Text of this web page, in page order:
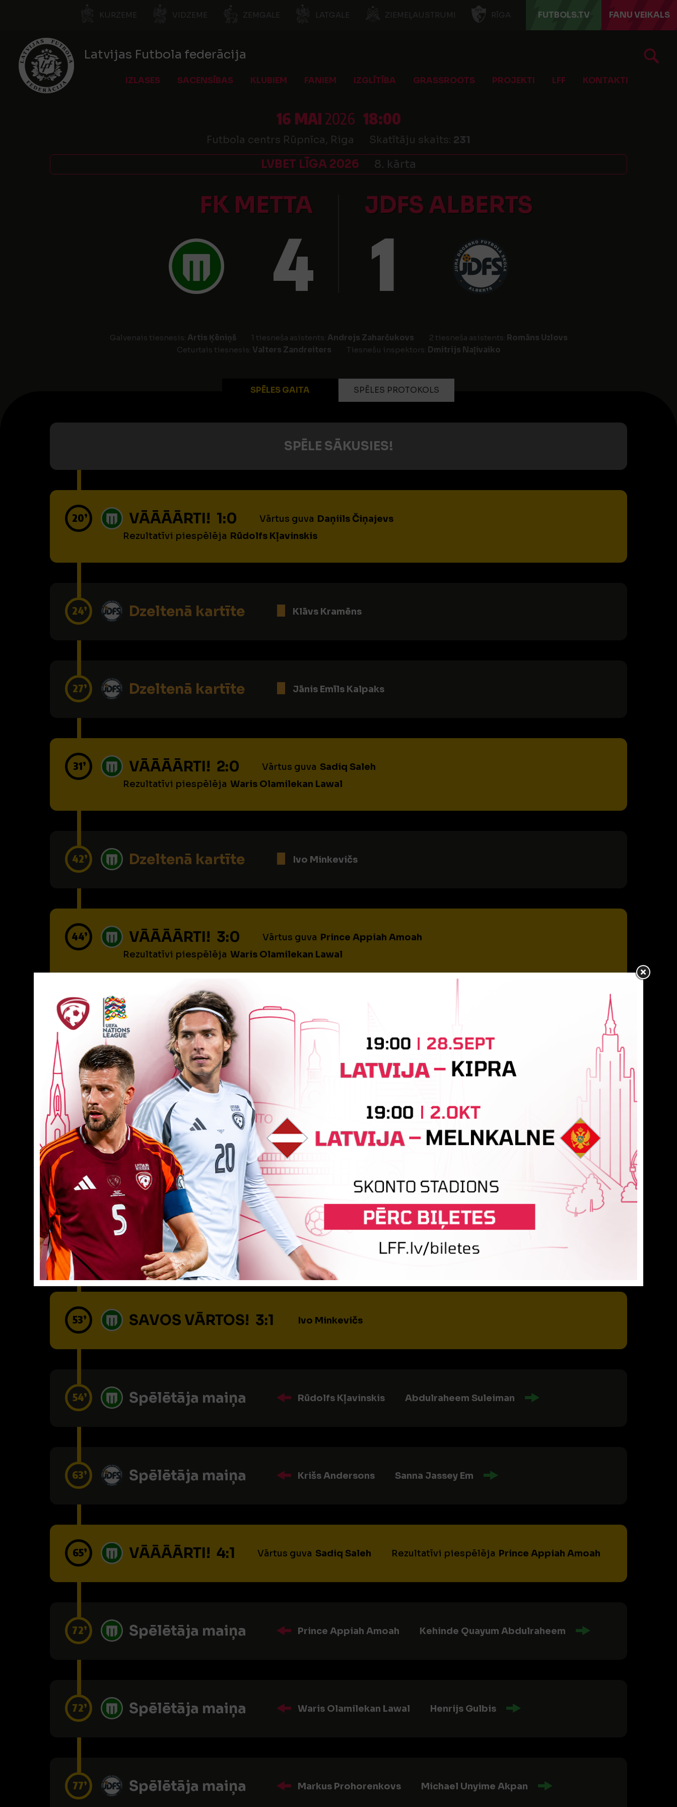
KURZEME VIDZEME ZEMGALE LATGALE ZIEMEĻAUSTRUMI RĪGA FUTBOLS.TV FANU VEIKALS
Latvijas Futbola federācija
IZLASES SACENSĪBAS KLUBIEM FANIEM IZGLĪTĪBA GRASSROOTS PROJEKTI LFF KONTAKTI
16 MAI2026 18:00
Futbola centrs Rūpnīca, Riga Skatītāju skaits: 231
LVBET LĪGA 2026 8. kārta
FK METTA JDFS ALBERTS
4 1
Galvenais tiesnesis: Artis Ķēniņš 1 tiesneša asistents: Andrejs Zaharčukovs 2 tiesneša asistents: Romāns Uzlovs
Ceturtais tiesnesis: Valters Zandreiters Tiesnešu inspektors: Dmitrijs Naļivaiko
SPĒLES GAITA SPĒLES PROTOKOLS
SPĒLE SĀKUSIES!
20’ VĀĀĀĀRTI! 1:0 Vārtus guva Daņiils Čiņajevs
Rezultatīvi piespēlēja Rūdolfs Kļavinskis
24’ Dzeltenā kartīte Klāvs Kramēns
27’ Dzeltenā kartīte Jānis Emīls Kalpaks
31’ VĀĀĀĀRTI! 2:0 Vārtus guva Sadiq Saleh
Rezultatīvi piespēlēja Waris Olamilekan Lawal
42’ Dzeltenā kartīte Ivo Minkevičs
44’ VĀĀĀĀRTI! 3:0 Vārtus guva Prince Appiah Amoah
Rezultatīvi piespēlēja Waris Olamilekan Lawal
BEIDZIES PIRMAIS PUSLAIKS
Spēlētāja maiņa Milans Brahmanis
46’ Spēlētāja maiņa Kristaps Jautaiķis Andrejs Karpekins
53’ SAVOS VĀRTOS! 3:1 Ivo Minkevičs
54’ Spēlētāja maiņa Rūdolfs Kļavinskis Abdulraheem Suleiman
63’ Spēlētāja maiņa Krišs Andersons Sanna Jassey Em
65’ VĀĀĀĀRTI! 4:1 Vārtus guva Sadiq Saleh Rezultatīvi piespēlēja Prince Appiah Amoah
72’ Spēlētāja maiņa Prince Appiah Amoah Kehinde Quayum Abdulraheem
72’ Spēlētāja maiņa Waris Olamilekan Lawal Henrijs Gulbis
77’ Spēlētāja maiņa Markus Prohorenkovs Michael Unyime Akpan